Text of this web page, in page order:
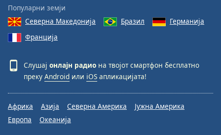
Популарни земји
Северна Македонија
Бразил
Германија
Франција
Слушај онлајн радио на твојот смартфон бесплатно
преку Android или iOS апликацијата!
Африка Азија Северна Америка
Јужна Америка
Европа
Океанија